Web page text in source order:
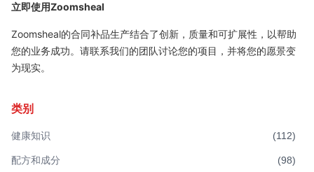
立即使用Zoomsheal
Zoomsheal的合同补品生产结合了创新，质量和可扩展性，以帮助
您的业务成功。请联系我们的团队讨论您的项目，并将您的愿景变
为现实。
类别
健康知识 (112)
配方和成分 (98)